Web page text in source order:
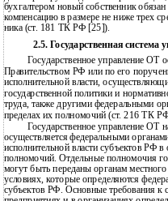
бухгалтером новый собственник
компенсацию в размере не ниже трех
ника (ст. 181 ТК РФ [25]).
2.5. Государственная система
Государственное управление ОТ
Правительством РФ или по его
исполнительной власти,
государственной политики и
труда, также другими федеральными
пределах их полномочий (ст. 216 ТК
Государственное управление ОТ
осуществляется федеральными
исполнительной власти субъектов РФ
полномочий. Отдельные полномочия
могут быть переданы органам
условиях, которые определяются
субъектов РФ. Основные требования к